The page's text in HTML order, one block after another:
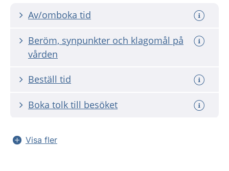
Av/omboka tid
Beröm, synpunkter och klagomål på
vården
Beställ tid
Boka tolk till besöket
Visa fler